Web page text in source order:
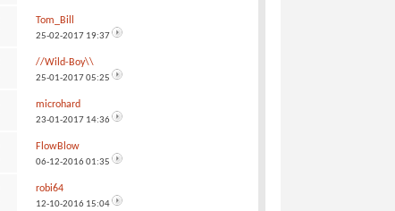
Tom_Bill
25-02-2017 19:37
//Wild-Boy\\
25-01-201705:25
microhard
23-01-2017 14:36
FlowBlow
06-12-201601:35
robi64
12-10-2016 15:04